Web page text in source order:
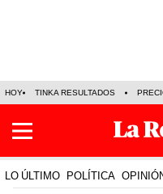
HOY TINKA RESULTADOS
LO ÚLTIMO POLÍTICA